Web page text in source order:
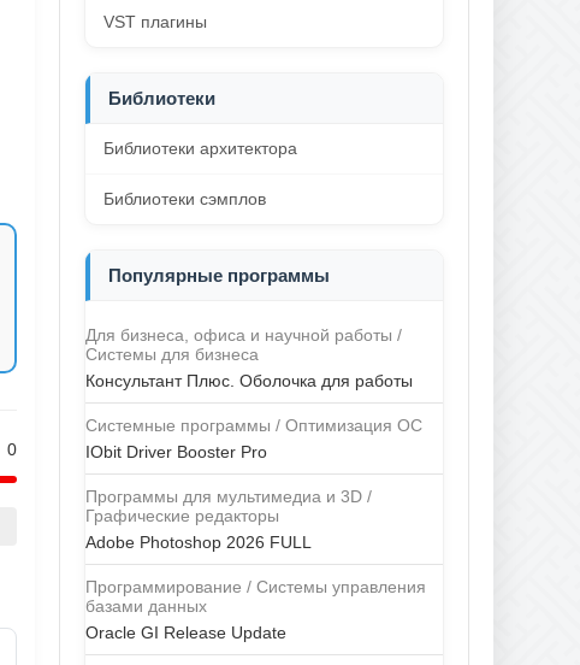
0
VST плагины
Библиотеки
Библиотеки архитектора
Библиотеки сэмплов
Популярные программы
Для бизнеса, офиса и научной работы /
Системы для бизнеса
Консультант Плюс. Оболочка для работы
Системные программы / Оптимизация ОС
IObit Driver Booster Pro
Программы для мультимедиа и 3D /
Графические редакторы
Adobe Photoshop 2026 FULL
Программирование / Системы управления
базами данных
Oracle GI Release Update